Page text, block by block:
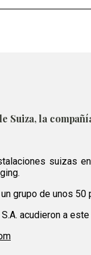
Suiza, la
suizas
grupo de unos
acudieron a